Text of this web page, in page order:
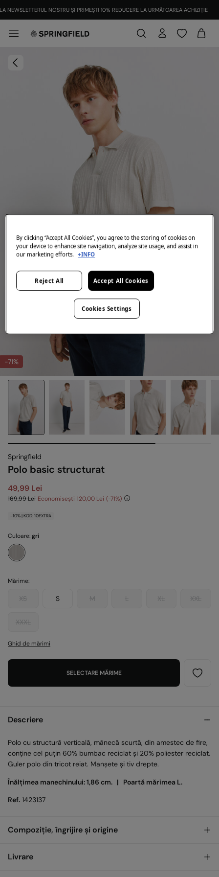
NEWSLETTERUL NOSTRU ȘI PRIMEȘTI 10% REDUCERE LA URMĂTOAREA ACHIZIȚIE
-71%
Springfield
Polo basic structurat
49,99 Lei
169,99 Lei Economisești 120,00 Lei 71
-10% | KOD: 10EXTRA
Culoare:gri
Mărime:
XS S M L XL XXL
XXXL
Ghid de mărimi
SELECTARE MĂRIME
Descriere
Polo cu structură verticală, mânecă scurtă, din amestec de fire,
conține cel puțin 60% bumbac reciclat și 20% poliester reciclat.
Guler polo din tricot reiat. Manșete și tiv drepte.
Înălțimea manechinului: 1,86 cm. | Poartă mărimea L.
Ref. 1423137
Compoziție, îngrijire și origine
Compoziţie
Livrare
By clicking “Accept All Cookies”, you agree to the storing of cookies on
your device to enhance site navigation, analyze site usage, and assist in
our marketing efforts. +INFO
Reject All Accept All Cookies
Cookies Settings